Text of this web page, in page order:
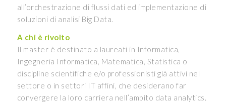
all’orchestrazione di flussi dati ed implementazione di
soluzioni di analisi Big Data.
A chi è rivolto
Il master è destinato a laureati in Informatica,
Ingegneria Informatica, Matematica, Statistica o
discipline scientifiche e/o professionisti già attivi nel
settore o in settori IT affini, che desiderano far
convergere la loro carriera nell’ambito data analytics.